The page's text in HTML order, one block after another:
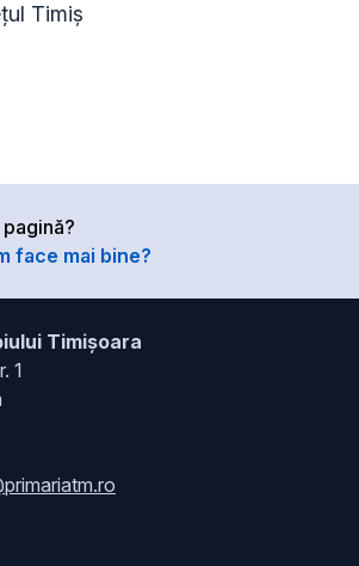
Timiș
face mai bine?
Timișoara
1